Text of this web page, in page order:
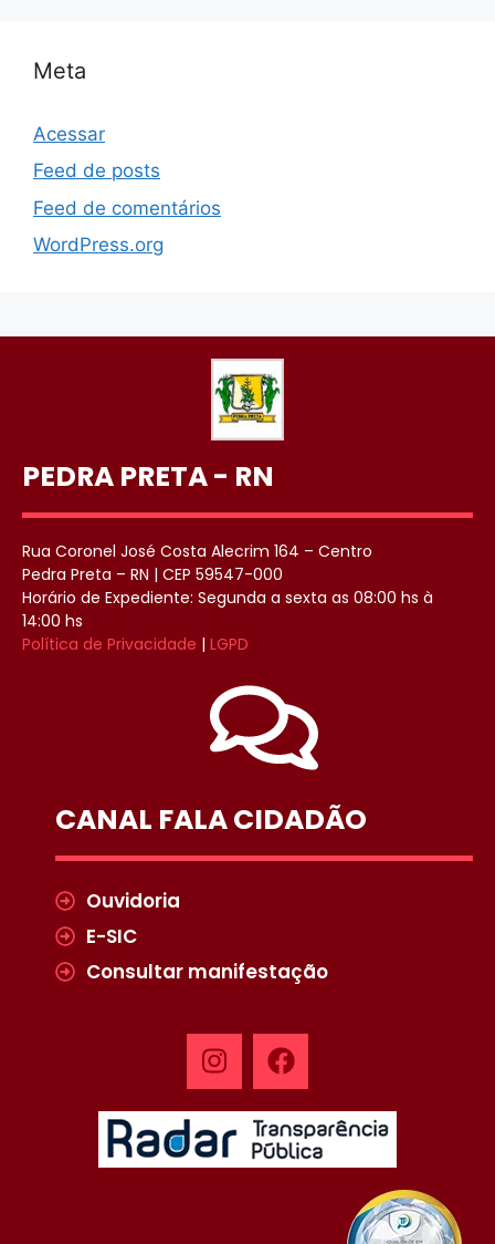
Meta
Acessar
Feed de posts
Feed de comentários
WordPress.org
PEDRA PRETA - RN
Rua Coronel José Costa Alecrim 164 – Centro
Pedra Preta – RN | CEP 59547-000
Horário de Expediente: Segunda a sexta as 08:00 hs à
14:00 hs
Política de Privacidade | LGPD
CANAL FALA CIDADÃO
Ouvidoria
E-SIC
Consultar manifestação